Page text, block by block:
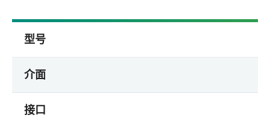
型号
介面
接口